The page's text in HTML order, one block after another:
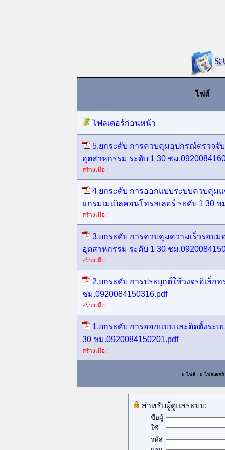
ไฟล์
โฟลเดอร์ก่อนหน้า
5.ยกระดับ การควบคุมอุปกรณ์ตรวจ
อุตสาหกรรม ระดับ 1 30 ชม
สร้างเมื่อ :
4.ยกระดับ การออกแบบระบบควบคุม
แกรมเมเบิลคอนโทรลเลอร์ ระดับ 1 30 ช
สร้างเมื่อ :
3.ยกระดับ การควบคุมความเร็วรอบม
อุตสาหกรรม ระดับ 1 30 ชม
สร้างเมื่อ :
2.ยกระดับ การประยุกต์ใช้วงจรอิเล็ก
ชม.0920084150316.pdf
สร้างเมื่อ :
1.ยกระดับ การออกแบบและติดตั้งระ
30 ชม.0920084150201.pdf
สร้างเมื่อ :
5 ไฟล์ - 0 โฟลเดอร์
สำหรับผู้ดูแลระบบ:
ชื่อผู้
ใช้:
รหัส